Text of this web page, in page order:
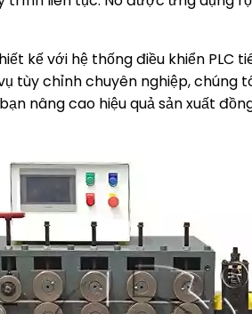
kế với hệ thống điều khiển PLC
tùy chỉnh chuyên nghiệp,
nâng cao hiệu quả sản xuất